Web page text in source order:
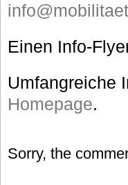
Einen Info-
Umfangreiche
Homepage.
Sorry, the